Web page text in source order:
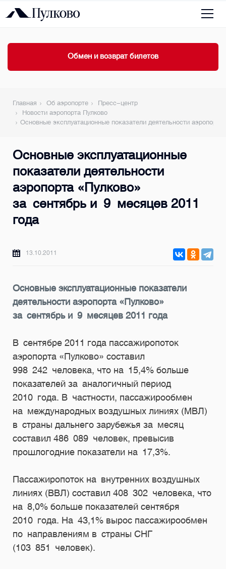
Обмен и возврат билетов
Главная Об аэропорте
Пресс-центр
Новости аэропорта Пулково
Основные эксплуатационные показатели деятельности
Основные эксплуатационные
показатели деятельности
аэропорта «Пулково»
за сентябрь и 9 месяцев 2011
года
13.10.2011
Основные эксплуатационные показатели
деятельности аэропорта «Пулково»
за сентябрь и 9 месяцев 2011 года
В сентябре 2011 года пассажиропоток
аэропорта «Пулково» составил
998 242 человека, что на 15,4% больше
показателей за аналогичный период
2010 года. В частности, пассажирообмен
на международных воздушных линиях (МВЛ)
в страны дальнего зарубежья за месяц
составил 486 089 человек, превысив
прошлогодние показатели на 17,3%.
Пассажиропоток на внутренних воздушных
линиях (ВВЛ) составил 408 302 человека, что
на 8,0% больше показателей сентября
2010 года. На 43,1% вырос пассажирообмен
по направлениям в страны СНГ
(103 851 человек).